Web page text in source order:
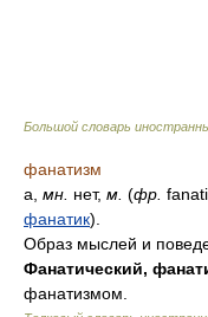
Большой словарь
фанатизм
а, мн. нет, м. (фр.
фанатик).
Образ мыслей и
Фанатический,
фанатизмом.